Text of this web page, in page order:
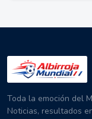
Toda la emoción del
Noticias, resultados